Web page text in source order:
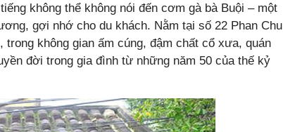
không thể không nói đến cơm gà bà Buội – một
gợi nhớ cho du khách. Nằm tại số 22 Phan Chu
trong không gian ấm cúng, đậm chất cổ xưa, quán
đời trong gia đình từ những năm 50 của thế kỷ